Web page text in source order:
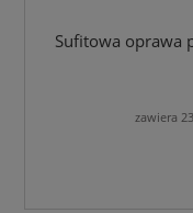
Sufitowa oprawa
zawiera